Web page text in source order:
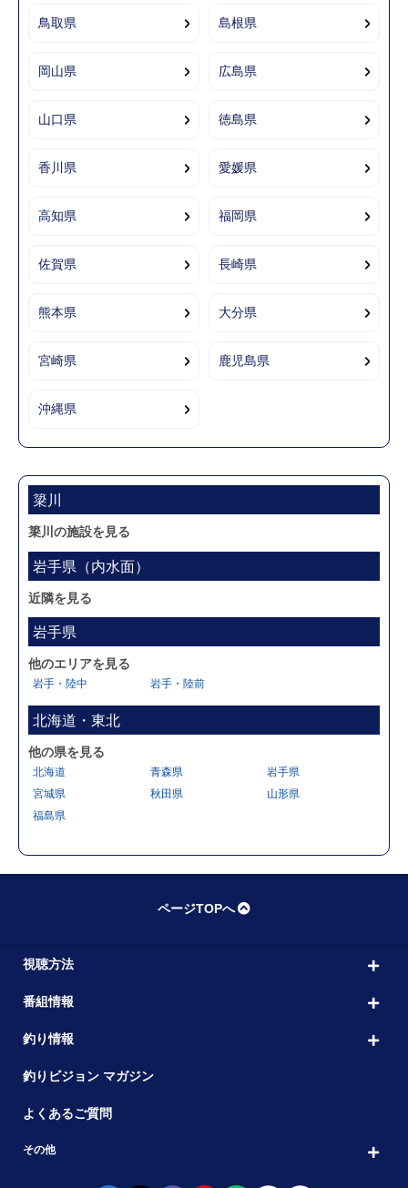
鳥取県 島根県
岡山県 広島県
山口県 徳島県
香川県 愛媛県
高知県 福岡県
佐賀県 長崎県
熊本県 大分県
宮崎県 鹿児島県
沖縄県
簗川
簗川の施設を見る
岩手県（内水面）
近隣を見る
岩手県
他のエリアを見る
岩手・陸中 岩手・陸前
北海道・東北
他の県を見る
北海道 青森県
岩手県
宮城県
秋田県
山形県
福島県
ページTOPへ
視聴方法
番組情報
釣り情報
釣りビジョン マガジン
よくあるご質問
その他